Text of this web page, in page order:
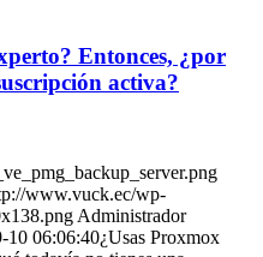
Entonces, ¿por
activa?
www.vuck.ec/wp-
Administrador
10 06:06:40¿Usas Proxmox